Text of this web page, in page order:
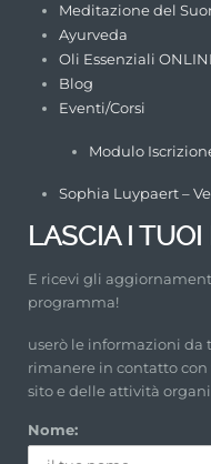
Meditazione del
Ayurveda
Oli Essenziali
Blog
Eventi/Corsi
Modulo
Sophia Luypaert –
LASCIA I TUOI
E ricevi gli
programma!
userò le informazioni da
rimanere in contatto
sito e delle attività
Nome: